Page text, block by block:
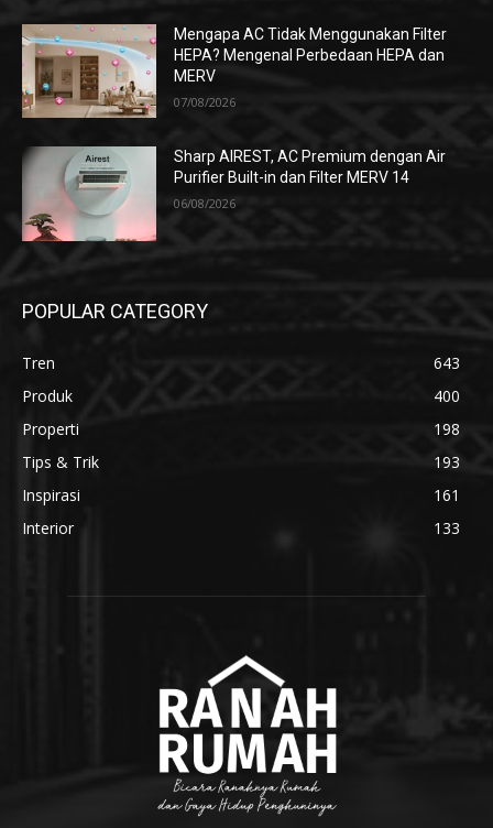
Mengapa AC Tidak Menggunakan Filter
HEPA? Mengenal Perbedaan HEPA dan
MERV
07/08/2026
Sharp AIREST, AC Premium dengan Air
Purifier Built-in dan Filter MERV 14
06/08/2026
POPULAR CATEGORY
Tren
643
Produk
400
Properti
198
Tips & Trik
193
Inspirasi
161
Interior
133